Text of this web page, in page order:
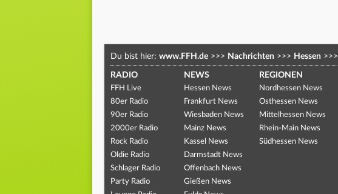
Du bist hier: www.FFH.de >>> Nachrichten >>> Hessen >>>
RADIO
FFH Live
80er Radio
90er Radio
2000er Radio
Rock Radio
Oldie Radio
Schlager Radio
Party Radio
NEWS
Hessen News
Frankfurt News
Wiesbaden News
Mainz News
Kassel News
Darmstadt News
Offenbach News
Gießen News
REGIONEN
Nordhessen News
Osthessen News
Mittelhessen News
Rhein-Main News
Südhessen News